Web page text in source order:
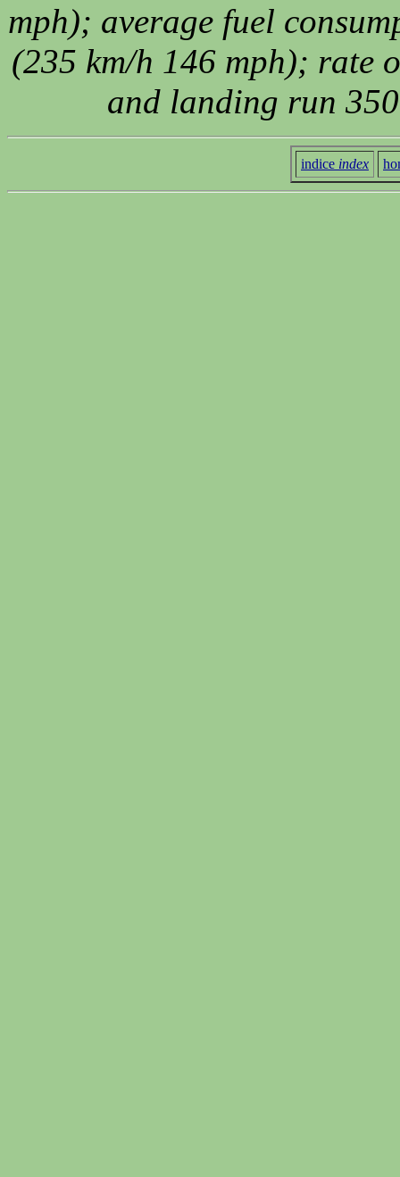
mph); average fuel
(235 km/h 146 mph); rate
and landing run
indice index